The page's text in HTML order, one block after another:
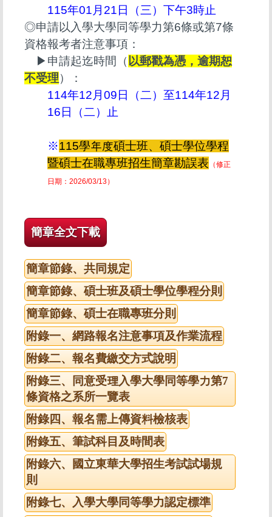
115年01月21日（三）下午3時止
◎申請以入學大學同等學力第6條或第7條
資格報考者注意事項：
▶申請起迄時間（ 以郵戳為憑，逾期恕
不受理）：
114年12月09日（二）至114年12月
16日（二）止
※115學年度碩士班、碩士學位學程
暨碩士在職專班招生簡章勘誤表 （修正
日期：2026/03/13）
簡章全文下載
簡章節錄、共同規定
簡章節錄、碩士班及碩士學位學程分則
簡章節錄、碩士在職專班分則
附錄一、網路報名注意事項及作業流程
附錄二、報名費繳交方式說明
附錄三、同意受理入學大學同等學力第7
條資格之系所一覽表
附錄四、報名需上傳資料檢核表
附錄五、筆試科目及時間表
附錄六、國立東華大學招生考試試場規
則
附錄七、入學大學同等學力認定標準